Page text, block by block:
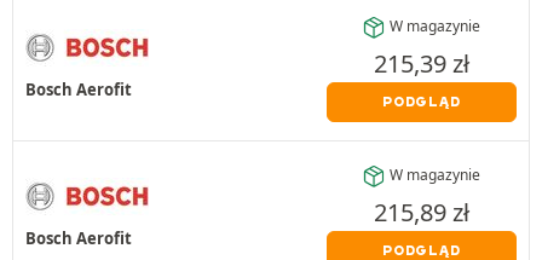
Bosch Aerofit
W magazynie
215,39zł
PODGLĄD
Bosch Aerofit
W magazynie
215,89zł
PODGLĄD